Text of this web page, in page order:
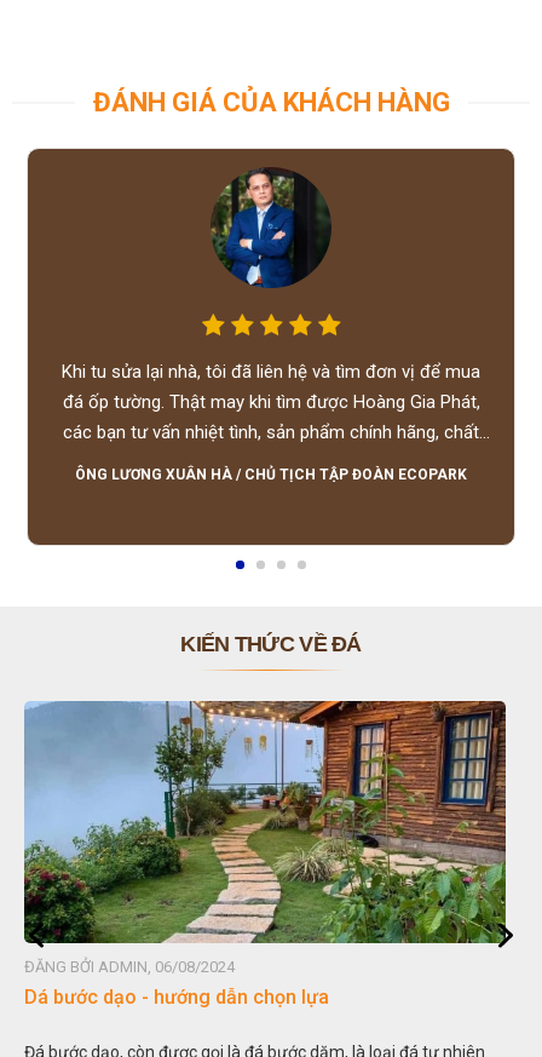
ĐÁNH GIÁ CỦA KHÁCH HÀNG
Khi tu sửa lại nhà, tôi đã liên hệ và tìm đơn vị để mua
đá ốp tường. Thật may khi tìm được Hoàng Gia Phát,
các bạn tư vấn nhiệt tình, sản phẩm chính hãng, chất
lượng tốt, giá hợp lý, hỗ trợ tận tình.
ÔNG LƯƠNG XUÂN HÀ / CHỦ TỊCH TẬP ĐOÀN ECOPARK
KIẾN THỨC VỀ ĐÁ
ĐĂNG BỞI ADMIN, 06/08/2024
Dá bước dạo - hướng dẫn chọn lựa
Đá bước dạo, còn được gọi là đá bước dặm, là loại đá tự nhiên